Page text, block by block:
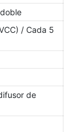
/ Cada 5
de